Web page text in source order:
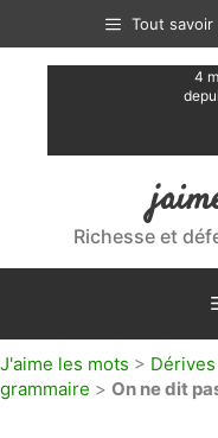
contenu
Tout
4
Richesse et
J'aime les mots > Dérives
grammaire > On ne dit